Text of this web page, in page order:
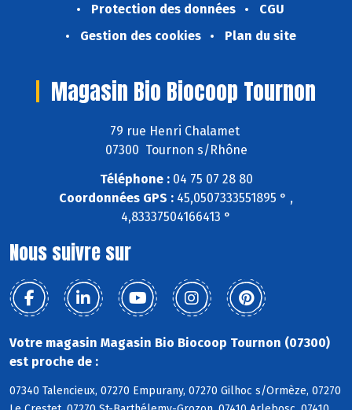
Protection des données
CGU
Gestion des cookies
Plan du site
Magasin Bio Biocoop Tournon
79 rue Henri Chalamet
07300 Tournon s/Rhône
Téléphone :04 75 07 28 80
Coordonnées GPS : 45,0507333551895 ° ,
4,83337504166413 °
Nous suivre sur
Votre magasin Magasin Bio Biocoop Tournon (07300)
est proche de :
07340 Talencieux, 07270 Empurany, 07270 Gilhoc s/Ormèze, 07270